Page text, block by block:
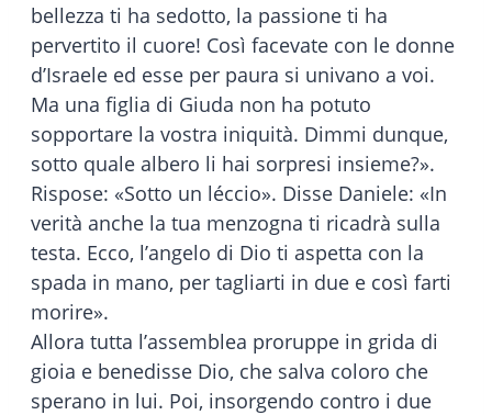
bellezza ti ha sedotto, la passione ti ha
pervertito il cuore! Così facevate con le donne
d’Israele ed esse per paura si univano a voi.
Ma una figlia di Giuda non ha potuto
sopportare la vostra iniquità. Dimmi dunque,
sotto quale albero li hai sorpresi insieme?».
Rispose: «Sotto un léccio». Disse Daniele: «In
verità anche la tua menzogna ti ricadrà sulla
testa. Ecco, l’angelo di Dio ti aspetta con la
spada in mano, per tagliarti in due e così farti
morire».
Allora tutta l’assemblea proruppe in grida di
gioia e benedisse Dio, che salva coloro che
sperano in lui. Poi, insorgendo contro i due